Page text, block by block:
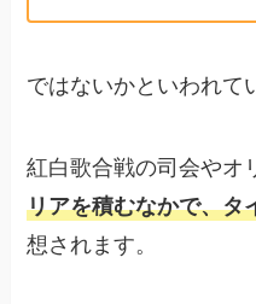
ではないかといわれて
紅白歌合戦の司会やオ
リアを積むなかで、タ
想されます。